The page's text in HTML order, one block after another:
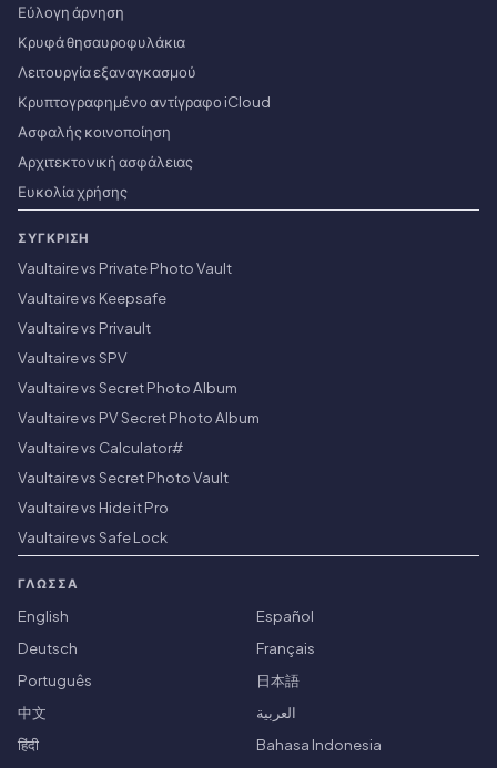
Εύλογη άρνηση
Κρυφά θησαυροφυλάκια
Λειτουργία εξαναγκασμού
Κρυπτογραφημένο αντίγραφο iCloud
Ασφαλής κοινοποίηση
Αρχιτεκτονική ασφάλειας
Ευκολία χρήσης
ΣΎΓΚΡΙΣΗ
Vaultaire vs Private Photo Vault
Vaultaire vs Keepsafe
Vaultaire vs Privault
Vaultaire vs SPV
Vaultaire vs Secret Photo Album
Vaultaire vs PV Secret Photo Album
Vaultaire vs Calculator#
Vaultaire vs Secret Photo Vault
Vaultaire vs Hide it Pro
Vaultaire vs Safe Lock
ΓΛΏΣΣΑ
English
Español
Deutsch
Français
Português
日本語
中文
العربية
हिंदी
Bahasa Indonesia